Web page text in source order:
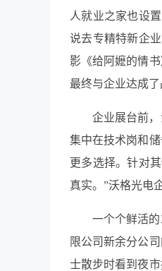
人就业之家也设
说去专精特新企
影《给阿嬷的情
最终与企业达成了
企业展台前
集中在技术岗和
更多选择。针对
真实。”沃格光电
一个个鲜活
限公司新余分公
士散步时看到夜